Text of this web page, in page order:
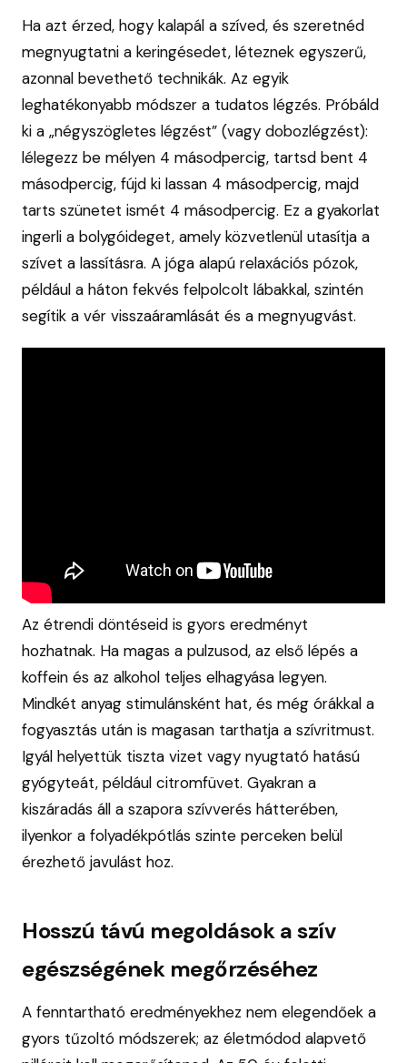
Ha azt érzed, hogy kalapál a szíved, és szeretnéd
megnyugtatni a keringésedet, léteznek egyszerű,
azonnal bevethető technikák. Az egyik
leghatékonyabb módszer a tudatos légzés. Próbáld
ki a „négyszögletes légzést” (vagy dobozlégzést):
lélegezz be mélyen 4 másodpercig, tartsd bent 4
másodpercig, fújd ki lassan 4 másodpercig, majd
tarts szünetet ismét 4 másodpercig. Ez a gyakorlat
ingerli a bolygóideget, amely közvetlenül utasítja a
szívet a lassításra. A jóga alapú relaxációs pózok,
például a háton fekvés felpolcolt lábakkal, szintén
segítik a vér visszaáramlását és a megnyugvást.
Az étrendi döntéseid is gyors eredményt
hozhatnak. Ha magas a pulzusod, az első lépés a
koffein és az alkohol teljes elhagyása legyen.
Mindkét anyag stimulánsként hat, és még órákkal a
fogyasztás után is magasan tarthatja a szívritmust.
Igyál helyettük tiszta vizet vagy nyugtató hatású
gyógyteát, például citromfüvet. Gyakran a
kiszáradás áll a szapora szívverés hátterében,
ilyenkor a folyadékpótlás szinte perceken belül
érezhető javulást hoz.
Hosszú távú megoldások a szív
egészségének megőrzéséhez
A fenntartható eredményekhez nem elegendőek a
gyors tűzoltó módszerek; az életmódod alapvető